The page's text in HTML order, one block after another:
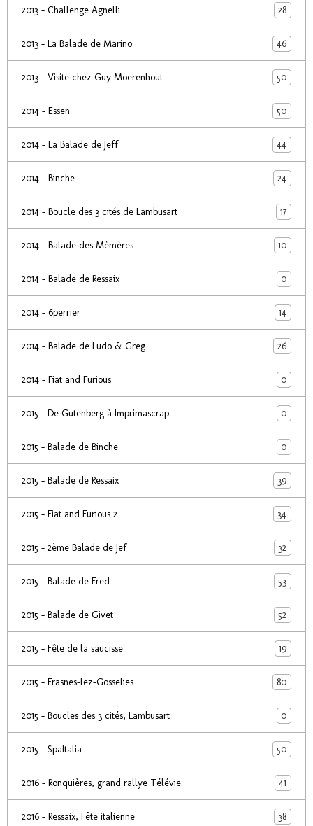
2013 - Challenge Agnelli 28
2013 - La Balade de Marino 46
2013 - Visite chez Guy Moerenhout 50
2014 - Essen 50
2014 - La Balade de Jeff 44
2014 - Binche 24
2014 - Boucle des 3 cités de Lambusart 17
2014 - Balade des Mèmères 10
2014 - Balade de Ressaix 0
2014 - 6perrier 14
2014 - Balade de Ludo & Greg 26
2014 - Fiat and Furious 0
2015 - De Gutenberg à Imprimascrap 0
2015 - Balade de Binche 0
2015 - Balade de Ressaix 39
2015 - Fiat and Furious 2 34
2015 - 2ème Balade de Jef 32
2015 - Balade de Fred 53
2015 - Balade de Givet 52
2015 - Fête de la saucisse 19
2015 - Frasnes-lez-Gosselies 80
2015 - Boucles des 3 cités, Lambusart 0
2015 - SpaItalia 50
2016 - Ronquières, grand rallye Télévie 41
2016 - Ressaix, Fête italienne 38